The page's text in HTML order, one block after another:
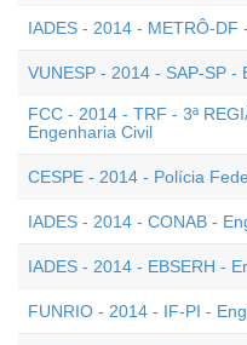
IADES - 2014 - METRÔ-DF
VUNESP - 2014 - SAP-SP -
FCC - 2014 - TRF - 3ª
Engenharia Civil
CESPE - 2014 - Polícia
IADES - 2014 - CONAB -
IADES - 2014 - EBSERH -
FUNRIO - 2014 - IF-PI -